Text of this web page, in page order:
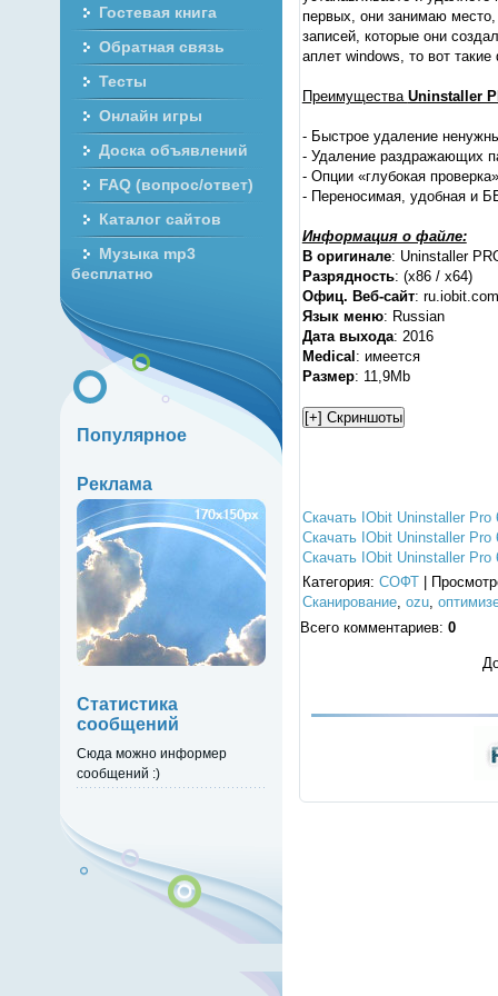
первых, они занимаю место,
записей, которые они
аплет windows, то вот
Преимущества Uninstaller
- Быстрое удаление
- Удаление раздражающих
- Опции «глубокая
- Переносимая, удобная и
Информация о файле:
В оригинале: Uninstaller
Разрядность: (x86 / x64)
Офиц. Веб-сайт: ru.iobit.com
Язык меню: Russian
Дата выхода: 2016
Medical : имеется
Размер: 11,9Mb
Скачать IObit Uninstaller Pro
Скачать IObit Uninstaller
Скачать IObit Uninstaller
Категория: СОФТ|
Сканирование, ozu,
Всего комментариев: 0
Гостевая книга
Обратная связь
Тесты
Онлайн игры
Доска объявлений
FAQ (вопрос/ответ)
Каталог сайтов
Музыка mp3
бесплатно
Популярное
Реклама
Статистика
сообщений
Сюда можно информер
сообщений :)